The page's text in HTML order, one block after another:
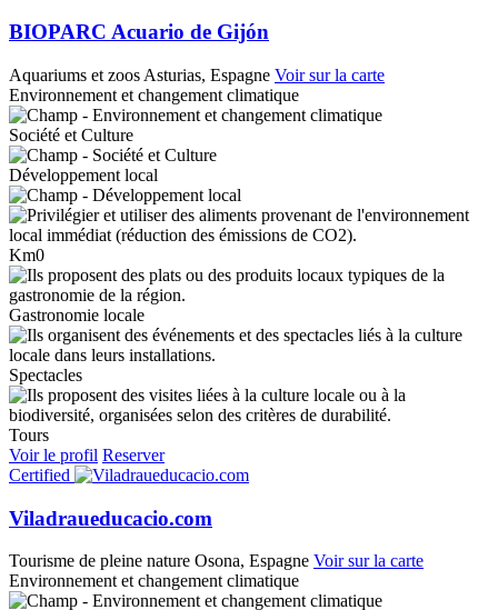
BIOPARC Acuario de Gijón
Aquariums et zoos Asturias, Espagne Voir sur la carte
Environnement et changement climatique
Société et Culture
Développement local
Km0
Gastronomie locale
Spectacles
Tours
Voir le profil Reserver
Certified
Viladraueducacio.com
Tourisme de pleine nature Osona, Espagne Voir sur la carte
Environnement et changement climatique